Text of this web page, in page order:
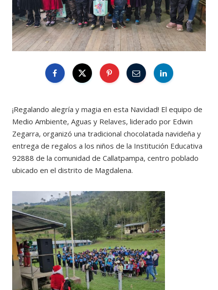
¡Regalando alegría y magia en esta Navidad! El equipo de
Medio Ambiente, Aguas y Relaves, liderado por Edwin
Zegarra, organizó una tradicional chocolatada navideña y
entrega de regalos a los niños de la Institución Educativa
92888 de la comunidad de Callatpampa, centro poblado
ubicado en el distrito de Magdalena.